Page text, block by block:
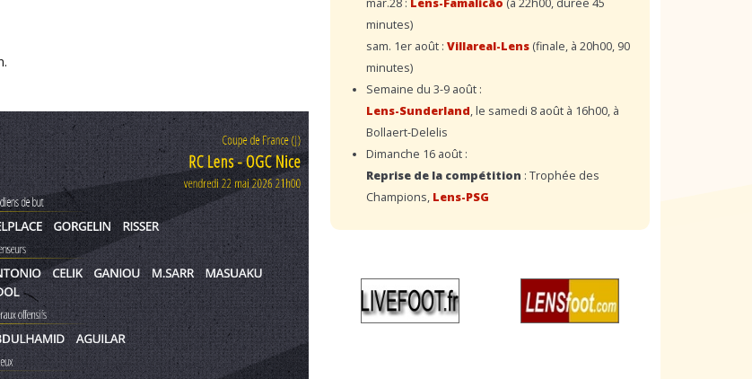
mar.28 : Lens-Famalicão (à 22h00, durée 45
minutes)
sam. 1er août : Villareal-Lens (finale, à 20h00, 90
minutes)
Semaine du 3-9 août :
Lens-Sunderland, le samedi 8 août à 16h00, à
Bollaert-Delelis
Dimanche 16 août :
Reprise de la compétition : Trophée des
Champions, Lens-PSG